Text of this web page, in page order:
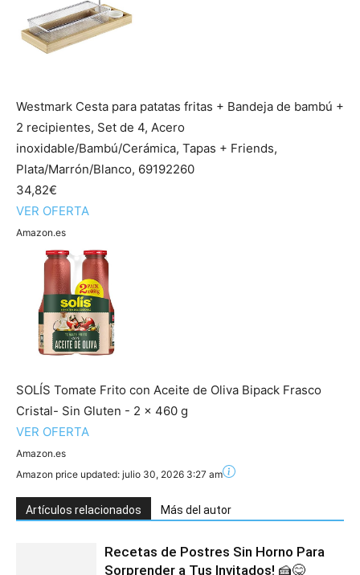
Westmark Cesta para patatas fritas + Bandeja de bambú +
2 recipientes, Set de 4, Acero
inoxidable/Bambú/Cerámica, Tapas + Friends,
Plata/Marrón/Blanco, 69192260
34,82€
VER OFERTA
Amazon.es
SOLÍS Tomate Frito con Aceite de Oliva Bipack Frasco
Cristal- Sin Gluten - 2 x 460 g
VER OFERTA
Amazon.es
Amazon price updated: julio 30, 2026 3:27 am
Artículos relacionados Más del autor
Recetas de Postres Sin Horno Para
Sorprender a Tus Invitados! 🍰😋